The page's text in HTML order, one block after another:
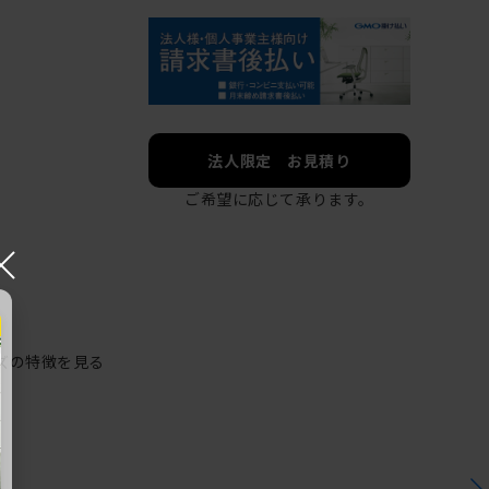
法人限定 お見積り
ご希望に応じて承ります。
の特徴を見る